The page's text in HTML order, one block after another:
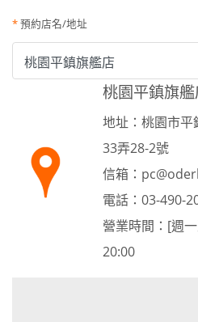
*預約店名/地址
桃園平鎮旗
地址：桃園市
33弄28-2號
信箱：
電話：03-490-
營業時間：[週
20:00